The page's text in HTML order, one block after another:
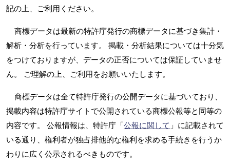
記の上、ご利用ください。
商標データは最新の特許庁発行の商標データに基づき集計・
解析・分析を行っています。 掲載・分析結果については十分気
をつけておりますが、データの正否については保証していませ
ん。 ご理解の上、ご利用をお願いいたします。
商標データは全て特許庁発行の公開データに基づいており、
掲載内容は特許庁サイトで公開されている商標公報等と同等の
内容です。 公報情報は、特許庁「公報に関して 」に記載されて
いる通り、権利者が独占排他的な権利を求める手続きを行うか
わりに広く公示されるべきものです。